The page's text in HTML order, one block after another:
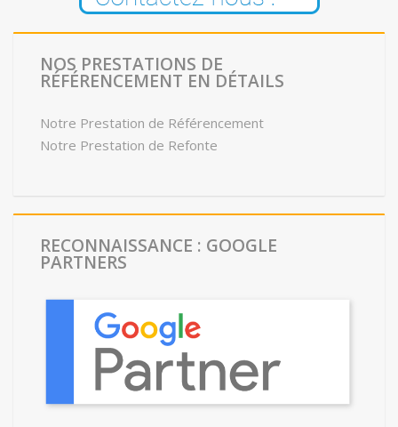
NOS PRESTATIONS DE
RÉFÉRENCEMENT EN DÉTAILS
Notre Prestation de Référencement
Notre Prestation de Refonte
RECONNAISSANCE : GOOGLE
PARTNERS